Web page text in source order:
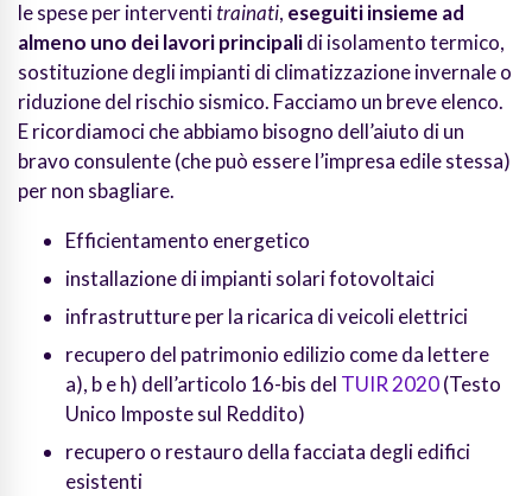
le spese per interventitrainati, eseguiti insieme ad
almeno uno dei lavori principalidi isolamento termico,
sostituzione degli impianti di climatizzazione invernale o
riduzione del rischio sismico. Facciamo un breve elenco.
E ricordiamoci che abbiamo bisogno dell’aiuto di un
bravo consulente (che può essere l’impresa edile stessa)
per non sbagliare.
Efficientamento energetico
installazione di impianti solari fotovoltaici
infrastrutture per la ricarica di veicoli elettrici
recupero del patrimonio edilizio come da lettere
a), b e h) dell’articolo 16-bis del TUIR 2020(Testo
Unico Imposte sul Reddito)
recupero o restauro della facciata degli edifici
esistenti